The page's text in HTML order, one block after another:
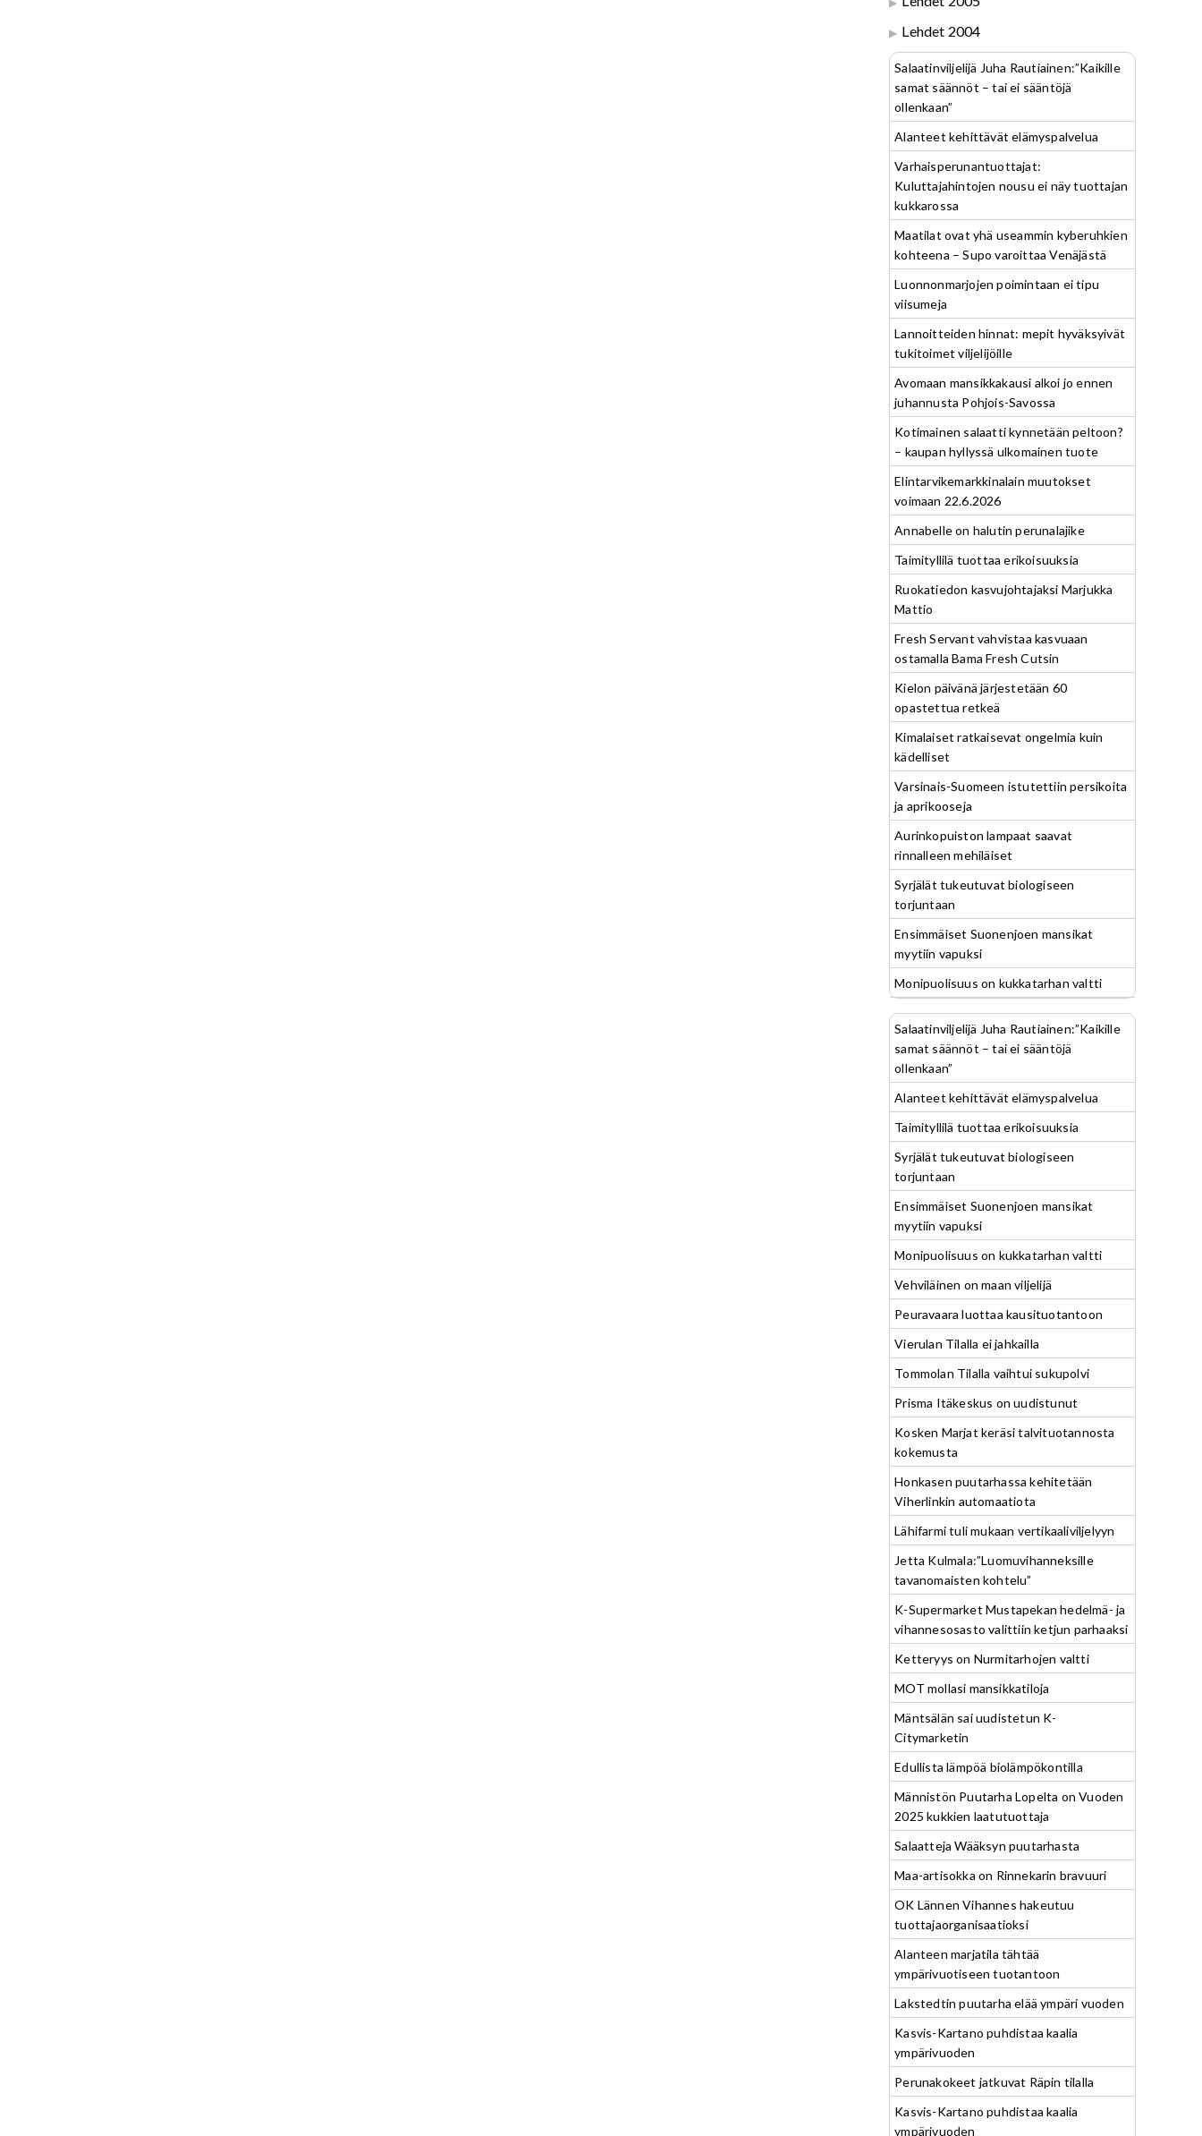
Lehdet 2004
Salaatinviljelijä Juha Rautiainen:”Kaikille
samat säännöt – tai ei sääntöjä
ollenkaan”
Alanteet kehittävät elämyspalvelua
Varhaisperunantuottajat:
Kuluttajahintojen nousu ei näy tuottajan
kukkarossa
Maatilat ovat yhä useammin kyberuhkien
kohteena – Supo varoittaa Venäjästä
Luonnonmarjojen poimintaan ei tipu
viisumeja
Lannoitteiden hinnat: mepit hyväksyivät
tukitoimet viljelijöille
Avomaan mansikkakausi alkoi jo ennen
juhannusta Pohjois-Savossa
Kotimainen salaatti kynnetään peltoon?
– kaupan hyllyssä ulkomainen tuote
Elintarvikemarkkinalain muutokset
voimaan 22.6.2026
Annabelle on halutin perunalajike
Taimityllilä tuottaa erikoisuuksia
Ruokatiedon kasvujohtajaksi Marjukka
Mattio
Fresh Servant vahvistaa kasvuaan
ostamalla Bama Fresh Cutsin
Kielon päivänä järjestetään 60
opastettua retkeä
Kimalaiset ratkaisevat ongelmia kuin
kädelliset
Varsinais-Suomeen istutettiin persikoita
ja aprikooseja
Aurinkopuiston lampaat saavat
rinnalleen mehiläiset
Syrjälät tukeutuvat biologiseen
torjuntaan
Ensimmäiset Suonenjoen mansikat
myytiin vapuksi
Monipuolisuus on kukkatarhan valtti
Salaatinviljelijä Juha Rautiainen:”Kaikille
samat säännöt – tai ei sääntöjä
ollenkaan”
Alanteet kehittävät elämyspalvelua
Taimityllilä tuottaa erikoisuuksia
Syrjälät tukeutuvat biologiseen
torjuntaan
Ensimmäiset Suonenjoen mansikat
myytiin vapuksi
Monipuolisuus on kukkatarhan valtti
Vehviläinen on maan viljelijä
Peuravaara luottaa kausituotantoon
Vierulan Tilalla ei jahkailla
Tommolan Tilalla vaihtui sukupolvi
Prisma Itäkeskus on uudistunut
Kosken Marjat keräsi talvituotannosta
kokemusta
Honkasen puutarhassa kehitetään
Viherlinkin automaatiota
Lähifarmi tuli mukaan vertikaaliviljelyyn
Jetta Kulmala:”Luomuvihanneksille
tavanomaisten kohtelu”
K-Supermarket Mustapekan hedelmä- ja
vihannesosasto valittiin ketjun parhaaksi
Ketteryys on Nurmitarhojen valtti
MOT mollasi mansikkatiloja
Mäntsälän sai uudistetun K-
Citymarketin
Edullista lämpöä biolämpökontilla
Männistön Puutarha Lopelta on Vuoden
2025 kukkien laatutuottaja
Salaatteja Wääksyn puutarhasta
Maa-artisokka on Rinnekarin bravuuri
OK Lännen Vihannes hakeutuu
tuottajaorganisaatioksi
Alanteen marjatila tähtää
ympärivuotiseen tuotantoon
Lakstedtin puutarha elää ympäri vuoden
Kasvis-Kartano puhdistaa kaalia
ympärivuoden
Perunakokeet jatkuvat Räpin tilalla
Kasvis-Kartano puhdistaa kaalia
ympärivuoden